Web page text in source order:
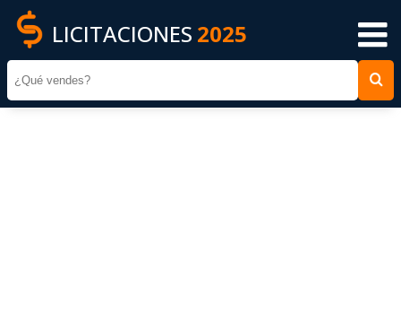
LICITACIONES 2025